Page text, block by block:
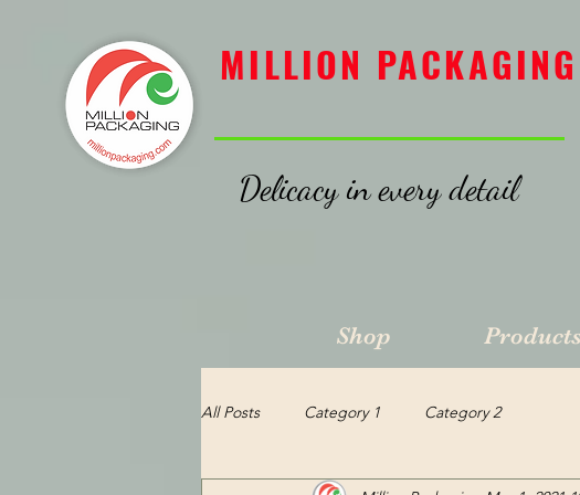
MILLION PACKAGING
Delicacy in every detail
Shop
All Posts Category 1 Category 2